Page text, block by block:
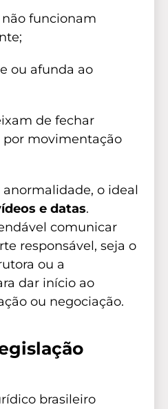
funcionam
ou afunda ao
de fechar
movimentação
o ideal
e datas.
comunicar
responsável, seja o
ou a
dar início ao
ou negociação.
brasileiro